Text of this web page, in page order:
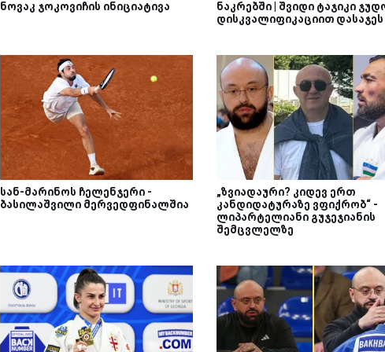
ნოვაკ ჯოკოვიჩის ინიციატივა
ნაკრებში | შვიდი ტაჯიკი
დისკვალიფიკაციით დასაჯეს
სან-მარინოს ჩელენჯერი -
ბასილაშვილი მერვედფინალშია
„ზვიადაური? კიდევ ერთ
კანდიდატურაზე ვფიქრობ“ -
ლიპარტელიანი გუჯეჯიანის
შემცვლელზე